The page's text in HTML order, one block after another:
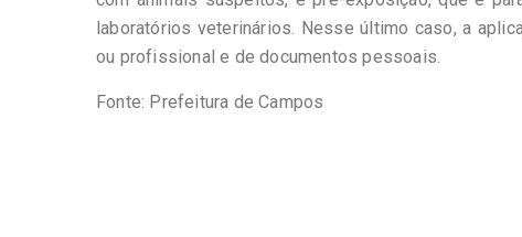
laboratórios veterinários. Nesse último caso, a
ou profissional e de documentos pessoais.
Fonte: Prefeitura de Campos